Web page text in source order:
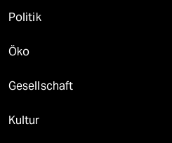
Politik
Öko
Gesellschaft
Kultur